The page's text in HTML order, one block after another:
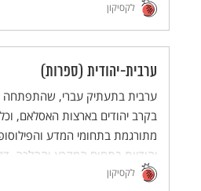
נכתבו בשדה הקרב. כינס את
קבצים.
לקסיקון
ערבית-יהודית (ספרות)
ערבית בתעתיק עברי, שהתפתחה
בקרב יהודים בארצות האסלאם,
מתורגמת בתחומי המדע
יהודיות בתחום המקרא וההלכה,
הגות ומוסר.
לקסיקון